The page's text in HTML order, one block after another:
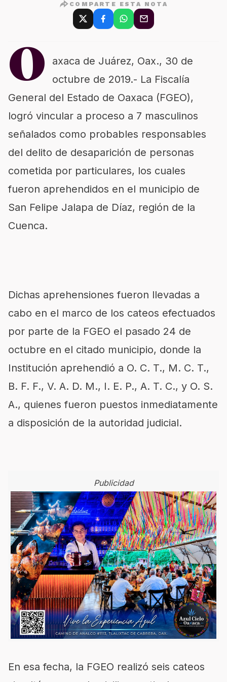
COMPARTE ESTA NOTA
O
axaca de Juárez, Oax., 30 de
octubre de 2019.- La Fiscalía
General del Estado de Oaxaca (FGEO),
logró vincular a proceso a 7 masculinos
señalados como probables responsables
del delito de desaparición de personas
cometida por particulares, los cuales
fueron aprehendidos en el municipio de
San Felipe Jalapa de Díaz, región de la
Cuenca.
Dichas aprehensiones fueron llevadas a
cabo en el marco de los cateos efectuados
por parte de la FGEO el pasado 24 de
octubre en el citado municipio, donde la
Institución aprehendió a O. C. T., M. C. T.,
B. F. F., V. A. D. M., I. E. P., A. T. C., y O. S.
A., quienes fueron puestos inmediatamente
a disposición de la autoridad judicial.
Publicidad
En esa fecha, la FGEO realizó seis cateos